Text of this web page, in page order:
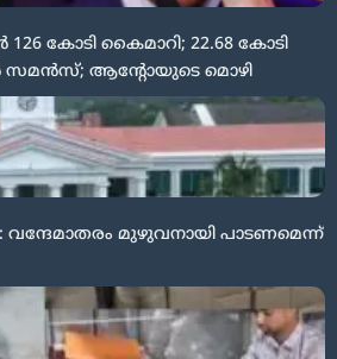
കോടി കൈമാറി; 22.68 കോടി
സമൻസ്; ആന്റോയുടെ മൊഴി
വന്ദേമാതരം മുഴുവനായി പാടണമെന്ന്